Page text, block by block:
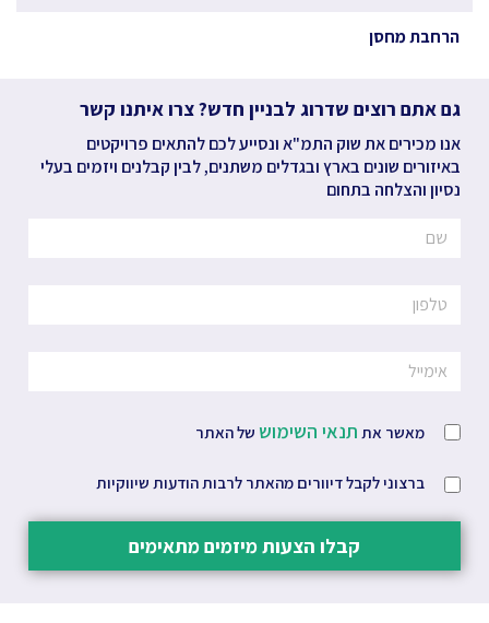
הרחבת מחסן
גם אתם רוצים שדרוג לבניין חדש? צרו איתנו קשר
אנו מכירים את שוק התמ"א ונסייע לכם להתאים פרויקטים
באיזורים שונים בארץ ובגדלים משתנים, לבין קבלנים ויזמים בעלי
נסיון והצלחה בתחום
מאשר את תנאי השימוש של האתר
ברצוני לקבל דיוורים מהאתר לרבות הודעות שיווקיות
קבלו הצעות מיזמים מתאימים